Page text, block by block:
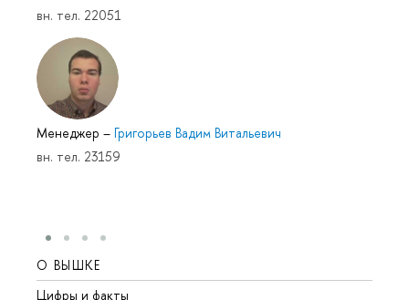
вн. тел. 22051
Менеджер – Григорьев Вадим Витальевич
вн. тел. 23159
О ВЫШКЕ
Цифры и факты